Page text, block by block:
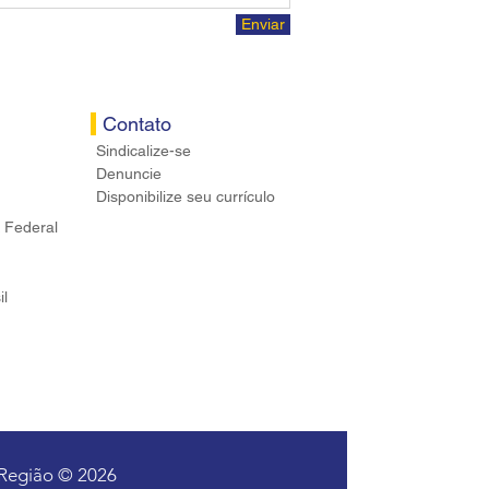
Enviar
Federal
Contato
Sindicalize-se
Denuncie
Disponibilize seu currículo
© 2026